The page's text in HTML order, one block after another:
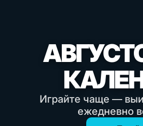
Играйте чаще —
ежедневно